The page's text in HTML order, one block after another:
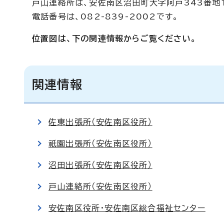
戸山連絡所は、安佐南区沼田町大字阿戸343番地1
電話番号は、082-839-2002です。
位置図は、下の関連情報からご覧ください。
関連情報
佐東出張所（安佐南区役所）
祇園出張所（安佐南区役所）
沼田出張所（安佐南区役所）
戸山連絡所（安佐南区役所）
安佐南区役所・安佐南区総合福祉センター